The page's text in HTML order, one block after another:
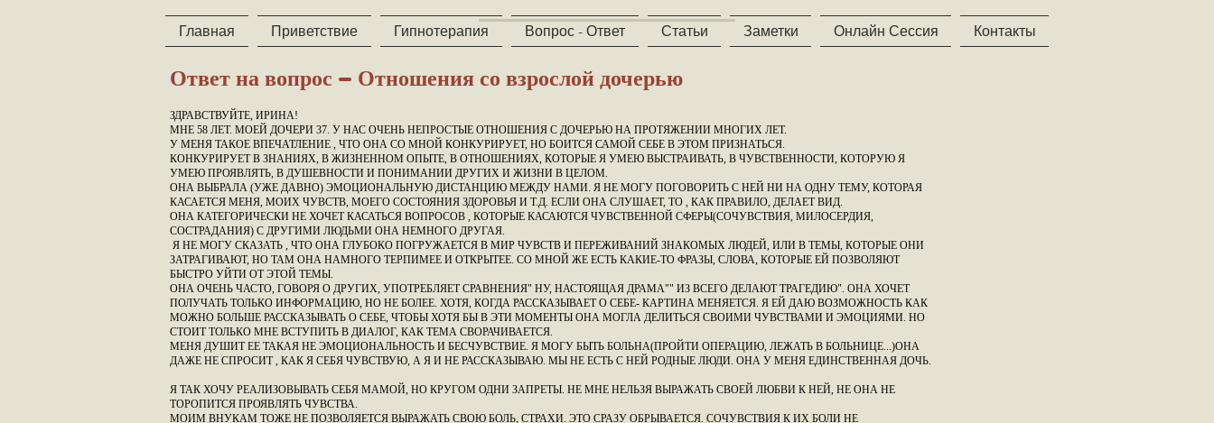
Главная Приветствие Гипнотерапия Вопрос - Ответ Статьи Заметки Онлайн Сессия Контакты
Ответ на вопрос - Отношения со взрослой дочерью
ЗДРАВСТВУЙТЕ, ИРИНА!
МНЕ 58 ЛЕТ. МОЕЙ ДОЧЕРИ 37. У НАС ОЧЕНЬ НЕПРОСТЫЕ ОТНОШЕНИЯ С ДОЧЕРЬЮ НА ПРОТЯЖЕНИИ МНОГИХ ЛЕТ.
У МЕНЯ ТАКОЕ ВПЕЧАТЛЕНИЕ , ЧТО ОНА СО МНОЙ КОНКУРИРУЕТ, НО БОИТСЯ САМОЙ СЕБЕ В ЭТОМ ПРИЗНАТЬСЯ.
КОНКУРИРУЕТ В ЗНАНИЯХ, В ЖИЗНЕННОМ ОПЫТЕ, В ОТНОШЕНИЯХ, КОТОРЫЕ Я УМЕЮ ВЫСТРАИВАТЬ, В ЧУВСТВЕННОСТИ, КОТОРУЮ Я
УМЕЮ ПРОЯВЛЯТЬ, В ДУШЕВНОСТИ И ПОНИМАНИИ ДРУГИХ И ЖИЗНИ В ЦЕЛОМ.
ОНА ВЫБРАЛА (УЖЕ ДАВНО) ЭМОЦИОНАЛЬНУЮ ДИСТАНЦИЮ МЕЖДУ НАМИ. Я НЕ МОГУ ПОГОВОРИТЬ С НЕЙ НИ НА ОДНУ ТЕМУ, КОТОРАЯ
КАСАЕТСЯ МЕНЯ, МОИХ ЧУВСТВ, МОЕГО СОСТОЯНИЯ ЗДОРОВЬЯ И Т.Д. ЕСЛИ ОНА СЛУШАЕТ, ТО , КАК ПРАВИЛО, ДЕЛАЕТ ВИД.
ОНА КАТЕГОРИЧЕСКИ НЕ ХОЧЕТ КАСАТЬСЯ ВОПРОСОВ , КОТОРЫЕ КАСАЮТСЯ ЧУВСТВЕННОЙ СФЕРЫ(СОЧУВСТВИЯ, МИЛОСЕРДИЯ,
СОСТРАДАНИЯ) С ДРУГИМИ ЛЮДЬМИ ОНА НЕМНОГО ДРУГАЯ.
Я НЕ МОГУ СКАЗАТЬ , ЧТО ОНА ГЛУБОКО ПОГРУЖАЕТСЯ В МИР ЧУВСТВ И ПЕРЕЖИВАНИЙ ЗНАКОМЫХ ЛЮДЕЙ, ИЛИ В ТЕМЫ, КОТОРЫЕ ОНИ
ЗАТРАГИВАЮТ, НО ТАМ ОНА НАМНОГО ТЕРПИМЕЕ И ОТКРЫТЕЕ. СО МНОЙ ЖЕ ЕСТЬ КАКИЕ-ТО ФРАЗЫ, СЛОВА, КОТОРЫЕ ЕЙ ПОЗВОЛЯЮТ
БЫСТРО УЙТИ ОТ ЭТОЙ ТЕМЫ.
ОНА ОЧЕНЬ ЧАСТО, ГОВОРЯ О ДРУГИХ, УПОТРЕБЛЯЕТ СРАВНЕНИЯ" НУ, НАСТОЯЩАЯ ДРАМА"" ИЗ ВСЕГО ДЕЛАЮТ ТРАГЕДИЮ". ОНА ХОЧЕТ
ПОЛУЧАТЬ ТОЛЬКО ИНФОРМАЦИЮ, НО НЕ БОЛЕЕ. ХОТЯ, КОГДА РАССКАЗЫВАЕТ О СЕБЕ- КАРТИНА МЕНЯЕТСЯ. Я ЕЙ ДАЮ ВОЗМОЖНОСТЬ КАК
МОЖНО БОЛЬШЕ РАССКАЗЫВАТЬ О СЕБЕ, ЧТОБЫ ХОТЯ БЫ В ЭТИ МОМЕНТЫ ОНА МОГЛА ДЕЛИТЬСЯ СВОИМИ ЧУВСТВАМИ И ЭМОЦИЯМИ. НО
СТОИТ ТОЛЬКО МНЕ ВСТУПИТЬ В ДИАЛОГ, КАК ТЕМА СВОРАЧИВАЕТСЯ.
МЕНЯ ДУШИТ ЕЕ ТАКАЯ НЕ ЭМОЦИОНАЛЬНОСТЬ И БЕСЧУВСТВИЕ. Я МОГУ БЫТЬ БОЛЬНА(ПРОЙТИ ОПЕРАЦИЮ, ЛЕЖАТЬ В БОЛЬНИЦЕ...)ОНА
ДАЖЕ НЕ СПРОСИТ , КАК Я СЕБЯ ЧУВСТВУЮ, А Я И НЕ РАССКАЗЫВАЮ. МЫ НЕ ЕСТЬ С НЕЙ РОДНЫЕ ЛЮДИ. ОНА У МЕНЯ ЕДИНСТВЕННАЯ ДОЧЬ.
Я ТАК ХОЧУ РЕАЛИЗОВЫВАТЬ СЕБЯ МАМОЙ, НО КРУГОМ ОДНИ ЗАПРЕТЫ. НЕ МНЕ НЕЛЬЗЯ ВЫРАЖАТЬ СВОЕЙ ЛЮБВИ К НЕЙ, НЕ ОНА НЕ
ТОРОПИТСЯ ПРОЯВЛЯТЬ ЧУВСТВА.
МОИМ ВНУКАМ ТОЖЕ НЕ ПОЗВОЛЯЕТСЯ ВЫРАЖАТЬ СВОЮ БОЛЬ, СТРАХИ. ЭТО СРАЗУ ОБРЫВАЕТСЯ. СОЧУВСТВИЯ К ИХ БОЛИ НЕ